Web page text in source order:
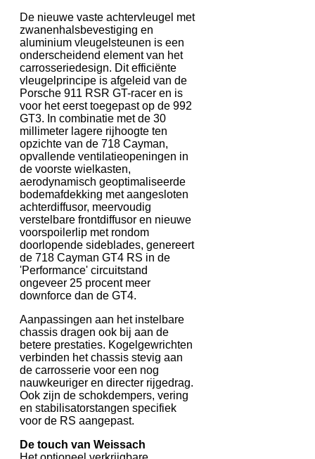
De nieuwe vaste achtervleugel met
zwanenhalsbevestiging en
aluminium vleugelsteunen is een
onderscheidend element van het
carrosseriedesign. Dit efficiënte
vleugelprincipe is afgeleid van de
Porsche 911 RSR GT-racer en is
voor het eerst toegepast op de 992
GT3. In combinatie met de 30
millimeter lagere rijhoogte ten
opzichte van de 718 Cayman,
opvallende ventilatieopeningen in
de voorste wielkasten,
aerodynamisch geoptimaliseerde
bodemafdekking met aangesloten
achterdiffusor, meervoudig
verstelbare frontdiffusor en nieuwe
voorspoilerlip met rondom
doorlopende sideblades, genereert
de 718 Cayman GT4 RS in de
'Performance' circuitstand
ongeveer 25 procent meer
downforce dan de GT4.
Aanpassingen aan het instelbare
chassis dragen ook bij aan de
betere prestaties. Kogelgewrichten
verbinden het chassis stevig aan
de carrosserie voor een nog
nauwkeuriger en directer rijgedrag.
Ook zijn de schokdempers, vering
en stabilisatorstangen specifiek
voor de RS aangepast.
De touch van Weissach